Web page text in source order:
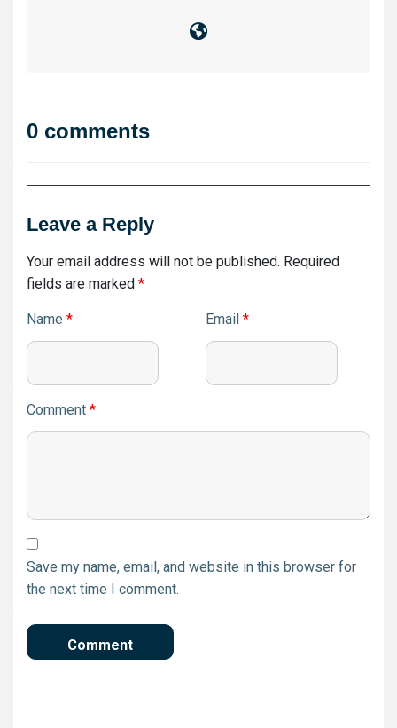
0 comments
Leave a Reply
Your email address will not be published. Required
fields are marked *
Name * Email *
Comment *
Save my name, email, and website in this browser for
the next time I comment.